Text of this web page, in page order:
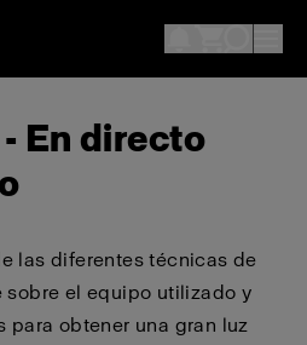
En directo
las diferentes técnicas de
sobre el equipo utilizado y
para obtener una gran luz